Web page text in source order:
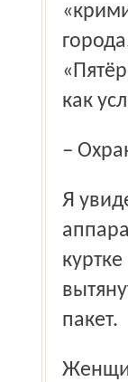
как
–
Я увидел, как, отжимая очередь, мимо кассовых
пакет.